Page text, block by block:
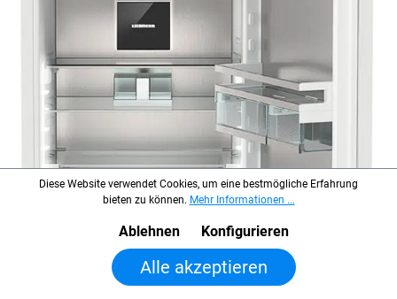
In den Warenkorb legen
Diese Website verwendet Cookies, um eine bestmögliche Erfahrung
bieten zu können. Mehr Informationen ...
Ablehnen Konfigurieren
Alle akzeptieren